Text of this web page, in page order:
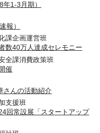
1-3月期）
報）
課企画運営班
数40万人達成セレモニー
全課消費政策班
催
さんの活動紹介
支援班
回常設展「スタートアップ